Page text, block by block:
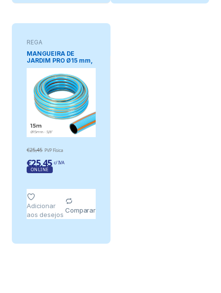
REGA
MANGUEIRA DE
JARDIM PRO Ø15 mm,
5/8 pol, 15 m
€25,45 PVP Física
€25,45 c/ IVA
ONLINE
Adicionar
aos desejos
Comparar